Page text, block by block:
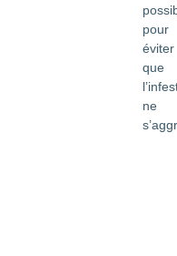
pour
éviter
que
ne